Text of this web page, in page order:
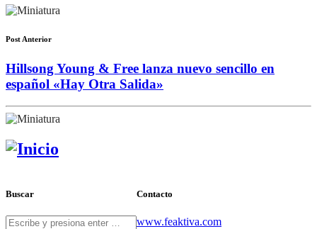
Post Anterior
Hillsong Young & Free lanza nuevo sencillo en
español «Hay Otra Salida»
Buscar Contacto
www.feaktiva.com